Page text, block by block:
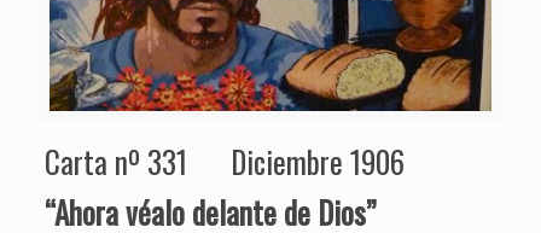
Carta nº 331 Diciembre 1906
“Ahora véalo delante de Dios”